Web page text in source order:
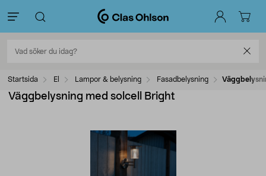
Startsida El Lampor & belysning Fasadbelysning
Väggbelysning med solcell Bright